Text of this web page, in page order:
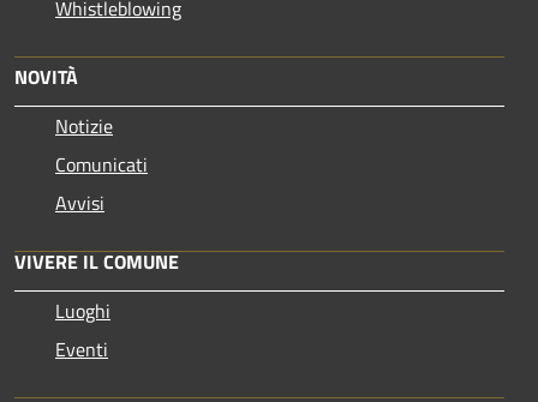
Whistleblowing
NOVITÀ
Notizie
Comunicati
Avvisi
VIVERE IL COMUNE
Luoghi
Eventi